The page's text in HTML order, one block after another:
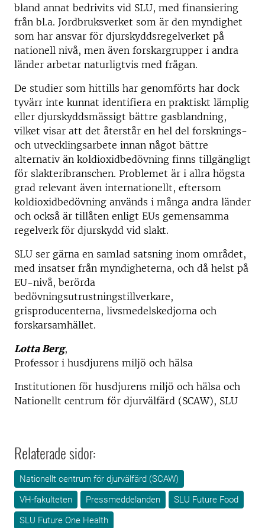
bland annat bedrivits vid SLU, med finansiering
från bl.a. Jordbruksverket som är den myndighet
som har ansvar för djurskyddsregelverket på
nationell nivå, men även forskargrupper i andra
länder arbetar naturligtvis med frågan.
De studier som hittills har genomförts har dock
tyvärr inte kunnat identifiera en praktiskt lämplig
eller djurskyddsmässigt bättre gasblandning,
vilket visar att det återstår en hel del forsknings-
och utvecklingsarbete innan något bättre
alternativ än koldioxidbedövning finns tillgängligt
för slakteribranschen. Problemet är i allra högsta
grad relevant även internationellt, eftersom
koldioxidbedövning används i många andra länder
och också är tillåten enligt EUs gemensamma
regelverk för djurskydd vid slakt.
SLU ser gärna en samlad satsning inom området,
med insatser från myndigheterna, och då helst på
EU-nivå, berörda
bedövningsutrustningstillverkare,
grisproducenterna, livsmedelskedjorna och
forskarsamhället.
Lotta Berg,
Professor i husdjurens miljö och hälsa
Institutionen för husdjurens miljö och hälsa och
Nationellt centrum för djurvälfärd (SCAW), SLU
Relaterade sidor:
Nationellt centrum för djurvälfärd (SCAW)
VH-fakulteten
Pressmeddelanden
SLU Future Food
SLU Future One Health